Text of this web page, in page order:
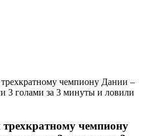
чемпиону Дании –
3 голами за 3 минуты и ловили
чемпиону